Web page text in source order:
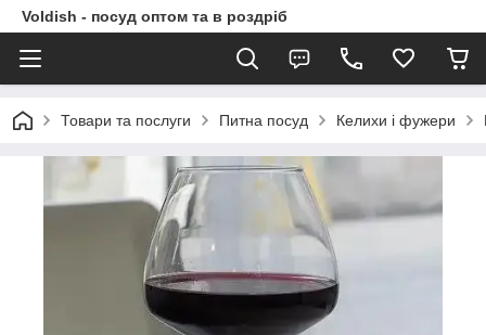
Voldish - посуд оптом та в роздріб
Товари та послуги Питна посуд Келихи і фужери